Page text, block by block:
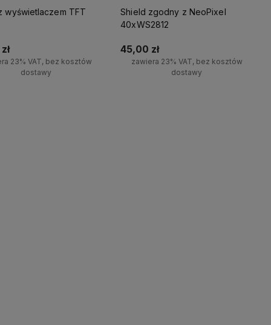
wyświetlaczem TFT
23% VAT, bez kosztów
dostawy
Shield zgodny z NeoPixel
40xWS2812
45,00 zł
zawiera 23% VAT, bez kosztów
dostawy